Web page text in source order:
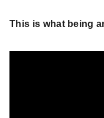
This is what being